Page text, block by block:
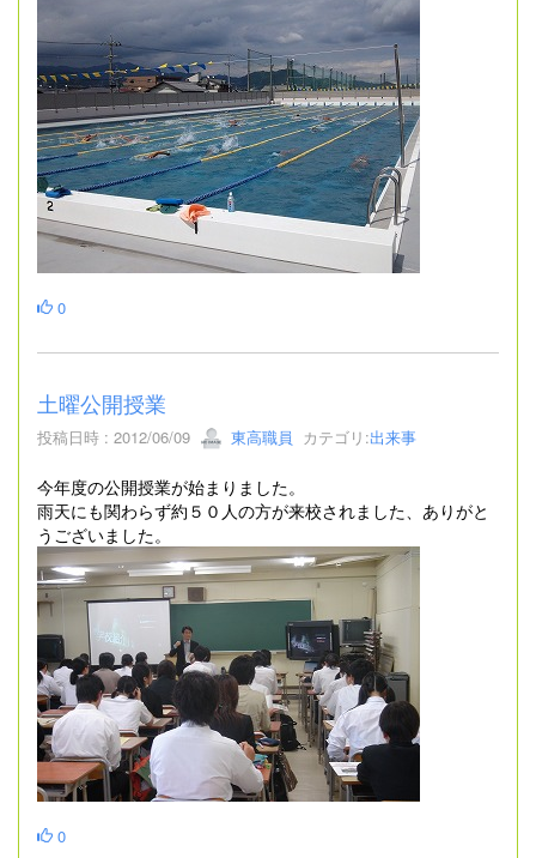
0
土曜公開授業
投稿日時 : 2012/06/09 東高職員 カテゴリ:出来事
今年度の公開授業が始まりました。
雨天にも関わらず約５０人の方が来校されました、ありがと
うございました。
0